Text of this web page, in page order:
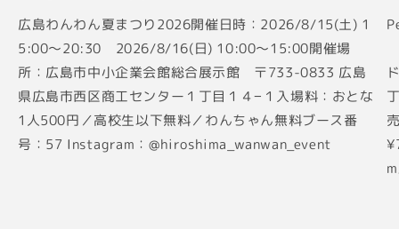
広島わんわん夏まつり2026開催日時：2026/8/15(土) 1
5:00〜20:30 2026/8/16(日) 10:00〜15:00開催場
所：広島市中小企業会館総合展示館 〒733-0833 広島
県広島市西区商工センター１丁目１４−１入場料：おとな
1人500円／高校生以下無料／わんちゃん無料ブース番
号：57 Instagram：@hiroshima_wanwan_event